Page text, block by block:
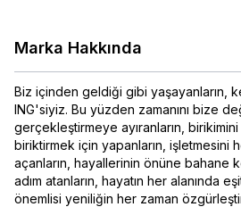
Marka Hakkında
Biz içinden geldiği gibi yaşayanların,
ING'siyiz. Bu yüzden zamanını bize
gerçekleştirmeye ayıranların,
biriktirmek için yapanların, işletmesini
açanların, hayallerinin önüne bahane
adım atanların, hayatın her alanında
önemlisi yeniliğin her zaman